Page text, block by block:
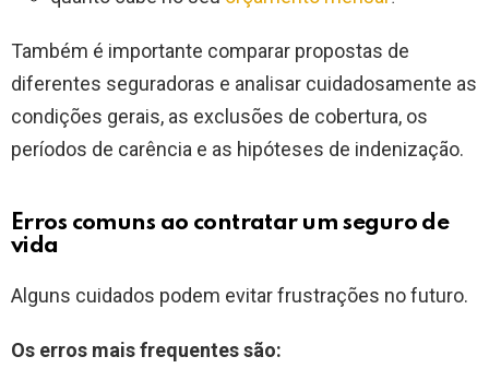
Também é importante comparar propostas de
diferentes seguradoras e analisar cuidadosamente as
condições gerais, as exclusões de cobertura, os
períodos de carência e as hipóteses de indenização.
Erros comuns ao contratar um seguro de
vida
Alguns cuidados podem evitar frustrações no futuro.
Os erros mais frequentes são: